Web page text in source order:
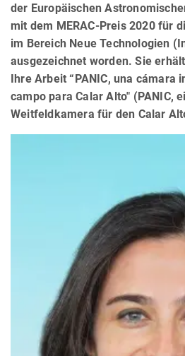
der Europäischen
mit dem MERAC-Preis 2020 für
im Bereich Neue Technologien
ausgezeichnet worden. Sie
Ihre Arbeit “PANIC, una cámara
campo para Calar Alto" (PANIC,
Weitfeldkamera für den Calar